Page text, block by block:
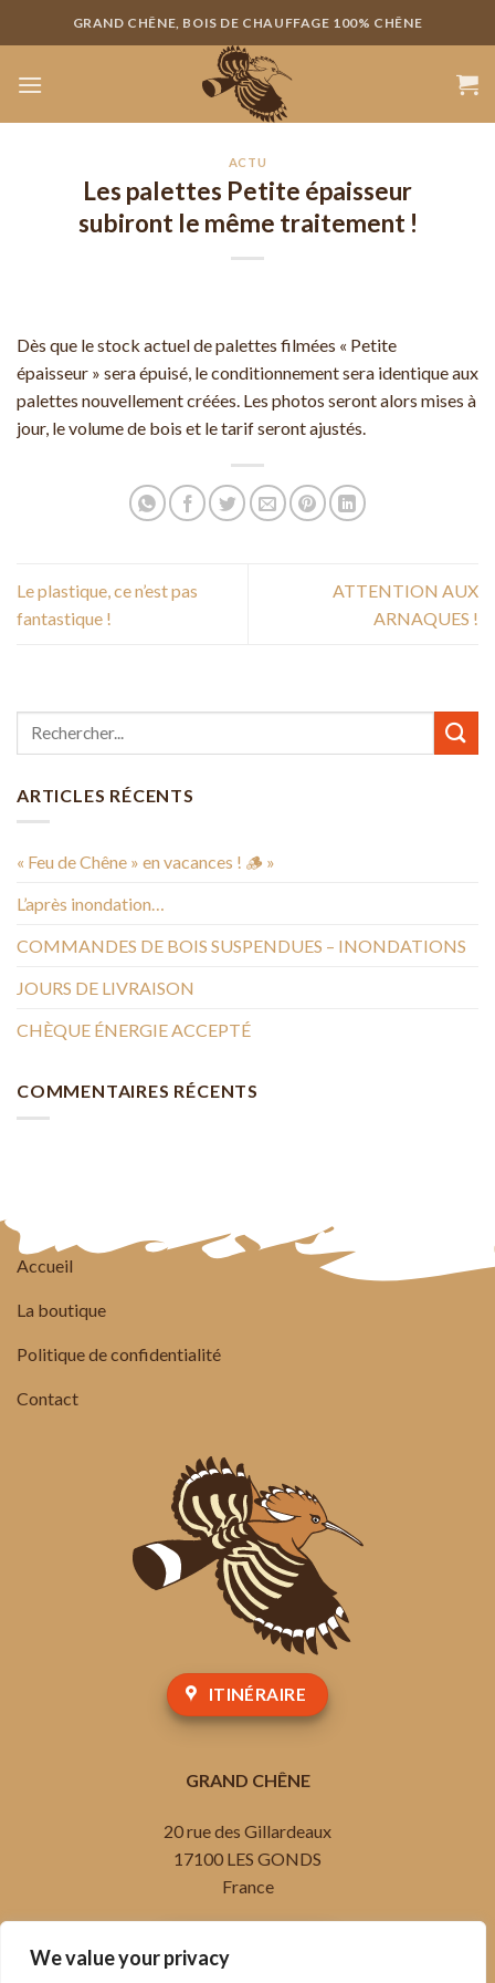
We value your privacy
to
GRAND CHÊNE, BOIS DE CHAUFFAGE 100% CHÊNE
ACTU
Les palettes Petite épaisseur
subiront le même traitement !
Dès que le stock actuel de palettes filmées « Petite
épaisseur » sera épuisé, le conditionnement sera identique aux
palettes nouvellement créées. Les photos seront alors mises à
jour, le volume de bois et le tarif seront ajustés.
Le plastique, ce n’est pas
fantastique !
ATTENTION AUX
ARNAQUES !
ARTICLES RÉCENTS
« Feu de Chêne » en vacances ! 🪵 »
L’après inondation…
COMMANDES DE BOIS SUSPENDUES – INONDATIONS
JOURS DE LIVRAISON
CHÈQUE ÉNERGIE ACCEPTÉ
COMMENTAIRES RÉCENTS
Accueil
La boutique
Politique de confidentialité
Contact
ITINÉRAIRE
GRAND CHÊNE
20 rue des Gillardeaux
17100 LES GONDS
France